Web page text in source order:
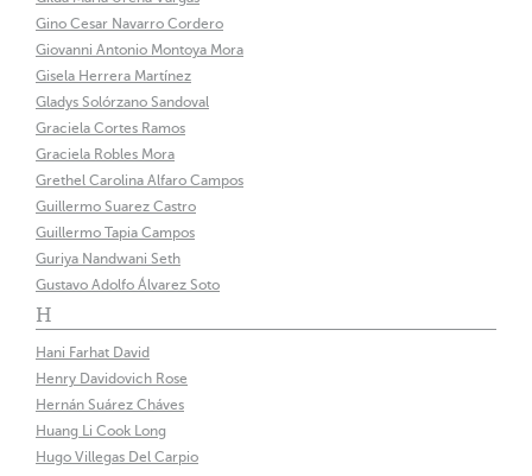
Gino Cesar Navarro Cordero
Giovanni Antonio Montoya Mora
Gisela Herrera Martínez
Gladys Solórzano Sandoval
Graciela Cortes Ramos
Graciela Robles Mora
Grethel Carolina Alfaro Campos
Guillermo Suarez Castro
Guillermo Tapia Campos
Guriya Nandwani Seth
Gustavo Adolfo Álvarez Soto
H
Hani Farhat David
Henry Davidovich Rose
Hernán Suárez Cháves
Huang Li Cook Long
Hugo Villegas Del Carpio